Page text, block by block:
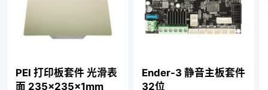
PEI 打印板套件 光滑表
面 235×235×1mm
Ender-3 静音主板套件
32位